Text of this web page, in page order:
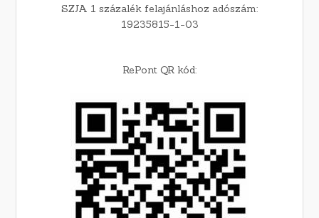
SZJA 1 százalék felajánláshoz adószám:
19235815-1-03
RePont QR kód: